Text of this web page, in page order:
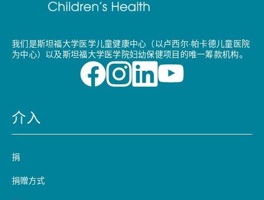
我们是斯坦福大学医学儿童健康中心（以卢西尔·帕卡德儿童医院
为中心）以及斯坦福大学医学院妇幼保健项目的唯一筹款机构。
介入
捐
捐赠方式